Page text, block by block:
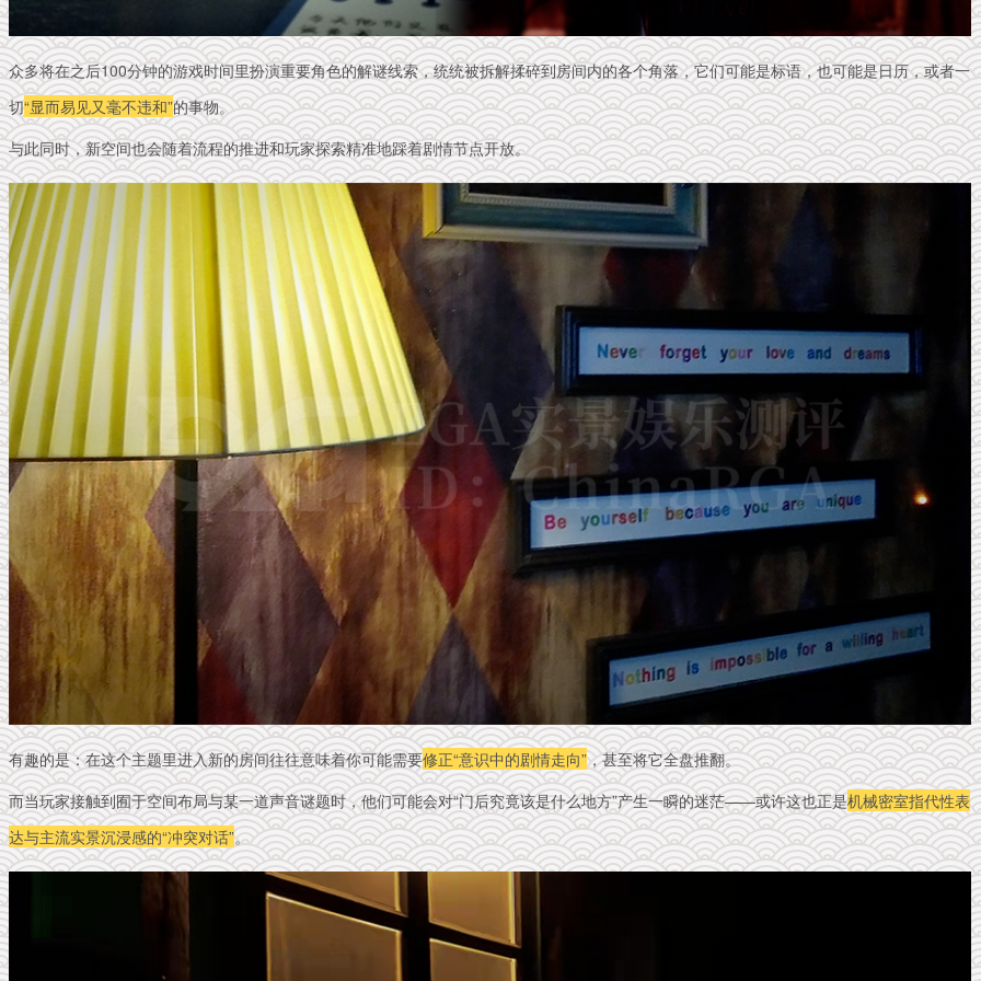
众多将在之后100分钟的游戏时间里扮演重要角色的解谜线索，统统被拆解揉碎到房间内的各个角落，它们可能是标语，也可能是日历，或者一
切“显而易见又毫不违和”的事物。
与此同时，新空间也会随着流程的推进和玩家探索精准地踩着剧情节点开放。
有趣的是：在这个主题里进入新的房间往往意味着你可能需要修正“意识中的剧情走向”，甚至将它全盘推翻。
而当玩家接触到囿于空间布局与某一道声音谜题时，他们可能会对“门后究竟该是什么地方”产生一瞬的迷茫——或许这也正是机械密室指代性表
达与主流实景沉浸感的“冲突对话”。